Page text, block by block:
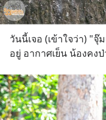
วันนี้เจอ (เข้าใจว่า) "
อยู่ อากาศเย็น น้องคงป่